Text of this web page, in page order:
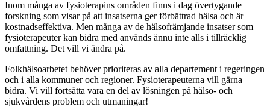
Inom många av fysioterapins områden finns i dag överty­gande
forskning som visar på att insatserna ger förbättrad hälsa och är
kostnadseffektiva. Men många av de hälso­främjande insatser som
fysioterapeuter kan bidra med används ännu inte alls i tillräcklig
omfattning. Det vill vi ändra på.
Folkhälsoarbetet behöver priori­teras av alla departement i regeringen
och i alla kommuner och regioner. Fysioterapeuterna vill gärna
bidra. Vi vill fortsätta vara en del av lösningen på hälso-­ och
sjukvårdens problem och utmaningar!